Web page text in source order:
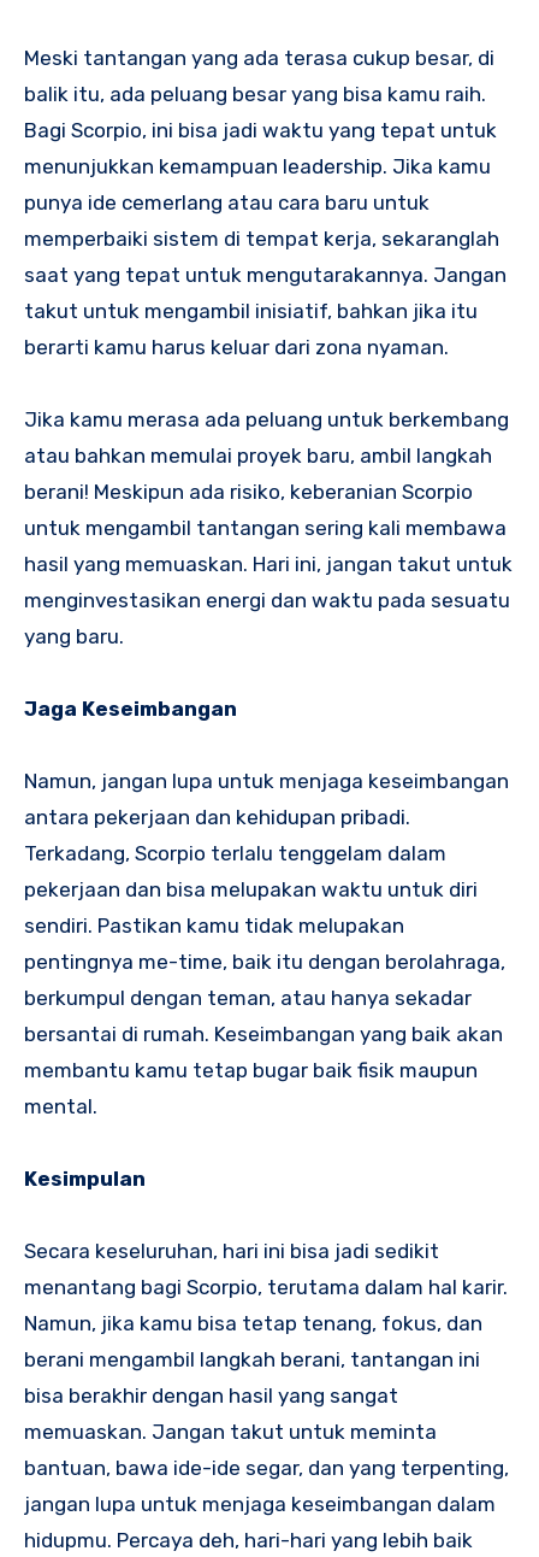
Meski tantangan yang ada terasa cukup besar, di
balik itu, ada peluang besar yang bisa kamu raih.
Bagi Scorpio, ini bisa jadi waktu yang tepat untuk
menunjukkan kemampuan leadership. Jika kamu
punya ide cemerlang atau cara baru untuk
memperbaiki sistem di tempat kerja, sekaranglah
saat yang tepat untuk mengutarakannya. Jangan
takut untuk mengambil inisiatif, bahkan jika itu
berarti kamu harus keluar dari zona nyaman.
Jika kamu merasa ada peluang untuk berkembang
atau bahkan memulai proyek baru, ambil langkah
berani! Meskipun ada risiko, keberanian Scorpio
untuk mengambil tantangan sering kali membawa
hasil yang memuaskan. Hari ini, jangan takut untuk
menginvestasikan energi dan waktu pada sesuatu
yang baru.
Jaga Keseimbangan
Namun, jangan lupa untuk menjaga keseimbangan
antara pekerjaan dan kehidupan pribadi.
Terkadang, Scorpio terlalu tenggelam dalam
pekerjaan dan bisa melupakan waktu untuk diri
sendiri. Pastikan kamu tidak melupakan
pentingnya me-time, baik itu dengan berolahraga,
berkumpul dengan teman, atau hanya sekadar
bersantai di rumah. Keseimbangan yang baik akan
membantu kamu tetap bugar baik fisik maupun
mental.
Kesimpulan
Secara keseluruhan, hari ini bisa jadi sedikit
menantang bagi Scorpio, terutama dalam hal karir.
Namun, jika kamu bisa tetap tenang, fokus, dan
berani mengambil langkah berani, tantangan ini
bisa berakhir dengan hasil yang sangat
memuaskan. Jangan takut untuk meminta
bantuan, bawa ide-ide segar, dan yang terpenting,
jangan lupa untuk menjaga keseimbangan dalam
hidupmu. Percaya deh, hari-hari yang lebih baik